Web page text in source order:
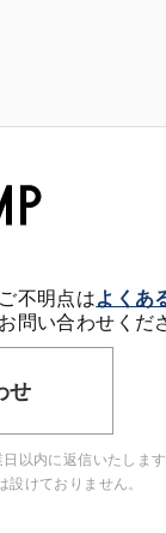
不明点はよくあ
問い合わせくだ
せ
以内に返信いたします
けておりません。